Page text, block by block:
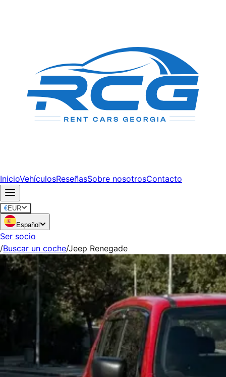
InicioVehículosReseñasSobre nosotrosContacto
€EUR
Español
Ser socio
/Buscar un coche/Jeep Renegade